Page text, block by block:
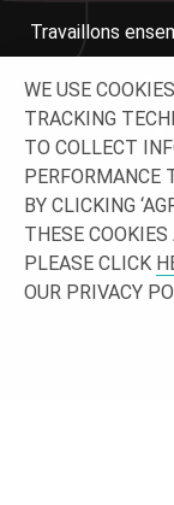
Travaillons
WE USE
TRACKING
TO COLLECT
PERFORMANCE
BY CLICKING
THESE
PLEASE CLICK
OUR PRIVACY